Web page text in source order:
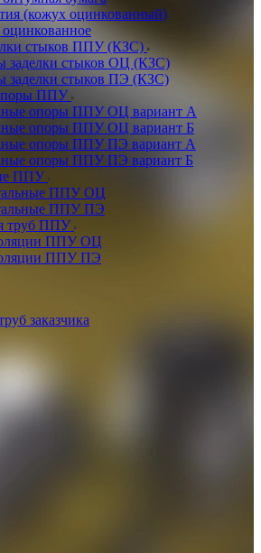
(кожух оцинкованный)
стыков ППУ (КЗС)
заделки стыков ОЦ (КЗС)
заделки стыков ПЭ (КЗС)
ППУ
опоры ППУ ОЦ вариант А
опоры ППУ ОЦ вариант Б
опоры ППУ ПЭ вариант А
опоры ППУ ПЭ вариант Б
ППУ
ППУ ОЦ
ППУ ПЭ
труб ППУ
ППУ ОЦ
ППУ ПЭ
заказчика